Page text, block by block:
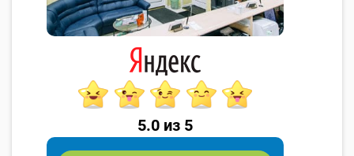
5.0 из 5